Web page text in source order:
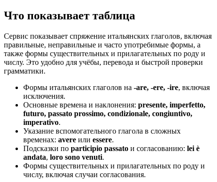
Что показывает таблица
Сервис показывает спряжение итальянских глаголов, включая
правильные, неправильные и часто употребимые формы, а
также формы существительных и прилагательных по роду и
числу. Это удобно для учёбы, перевода и быстрой проверки
грамматики.
Формы итальянских глаголов на -are, -ere, -ire, включая
исключения.
Основные времена и наклонения: presente, imperfetto,
futuro, passato prossimo, condizionale, congiuntivo,
imperativo.
Указание вспомогательного глагола в сложных
временах: avere или essere.
Подсказки по participio passato и согласованию: lei è
andata, loro sono venuti.
Формы существительных и прилагательных по роду и
числу, включая случаи согласования.